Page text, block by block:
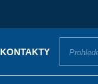
KONTAKTY